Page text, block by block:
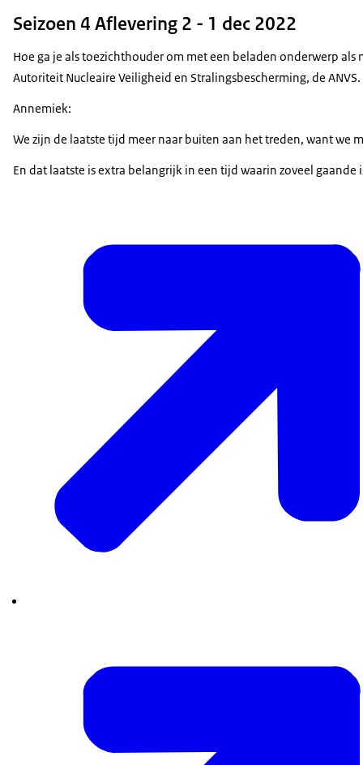
Seizoen 4 Aflevering 2 - 1 dec 2022
Hoe ga je als toezichthouder om met een beladen onderwerp
Autoriteit Nucleaire Veiligheid en Stralingsbescherming, de ANVS.
Annemiek:
We zijn de laatste tijd meer naar buiten aan het treden, want
En dat laatste is extra belangrijk in een tijd waarin zoveel